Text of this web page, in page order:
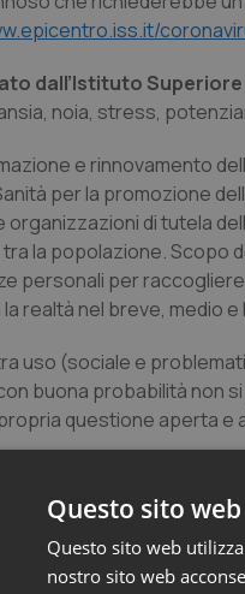
dall’Istituto
noia, stress,
e rinnovamento
per la promozione
di tutela
la popolazione. Scopo
personali per
realtà nel breve, medio
uso (sociale e
buona probabilità non
questione aperta
accentuato i consumi
in maniera trasversale
Questo sito
Questo sito web
nostro sito web